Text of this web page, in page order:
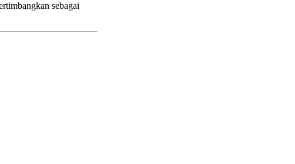
sebagai